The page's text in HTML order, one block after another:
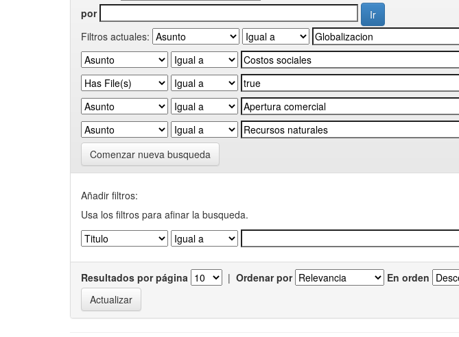
por
Filtros actuales:
Comenzar nueva busqueda
Añadir filtros:
Usa los filtros para afinar la busqueda.
Resultados por página | Ordenar por En orden